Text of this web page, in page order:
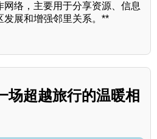
网络，主要用于分享资源、信息
发展和增强邻里关系。**
场超越旅行的温暖相